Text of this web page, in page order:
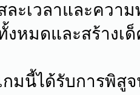
ละเวลาและควา
งหมดและสร้างเ
กมนี้ได้รับการพิสู